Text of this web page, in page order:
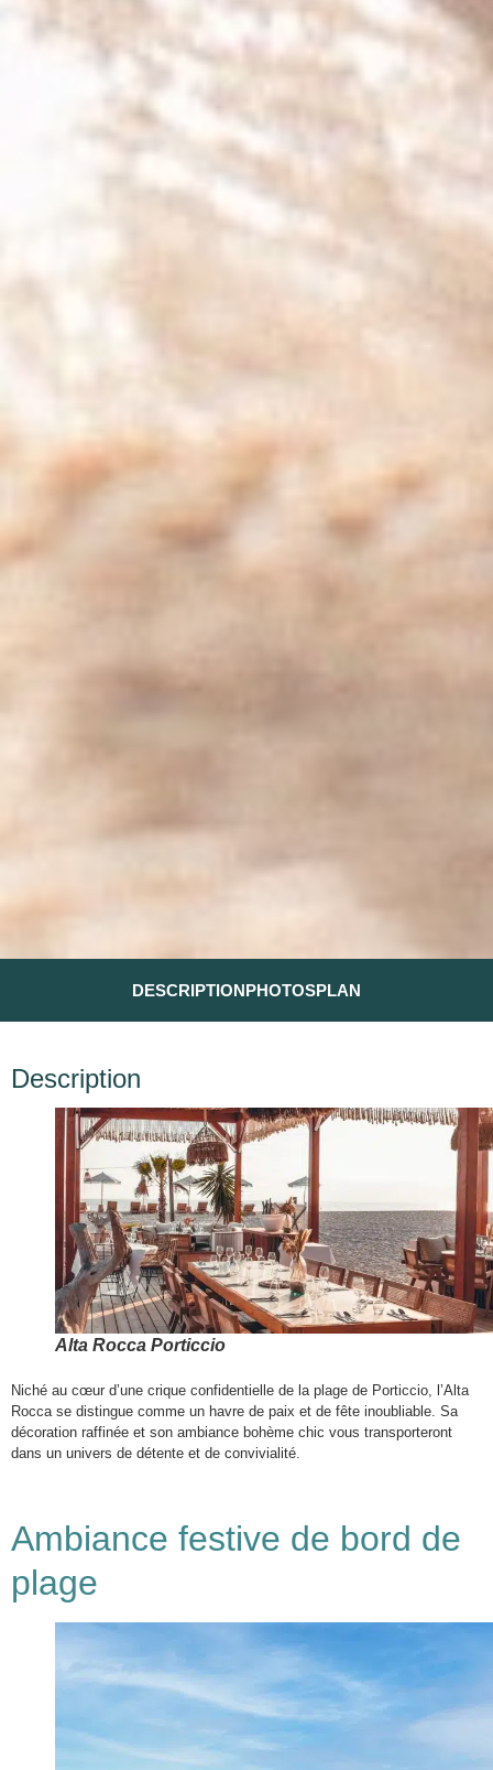
DESCRIPTIONPHOTOSPLAN
Description
Alta Rocca Porticcio
Niché au cœur d’une crique confidentielle de la plage de Porticcio, l’Alta
Rocca se distingue comme un havre de paix et de fête inoubliable. Sa
décoration raffinée et son ambiance bohème chic vous transporteront
dans un univers de détente et de convivialité.
Ambiance festive de bord de
plage